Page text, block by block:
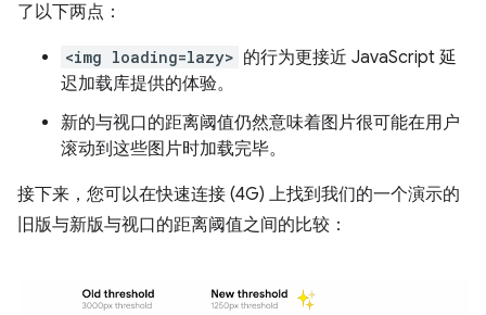
了以下两点：
<img loading=lazy> 的行为更接近 JavaScript 延
迟加载库提供的体验。
新的与视口的距离阈值仍然意味着图片很可能在用户
滚动到这些图片时加载完毕。
接下来，您可以在快速连接 (4G) 上找到我们的一个演示的
旧版与新版与视口的距离阈值之间的比较：